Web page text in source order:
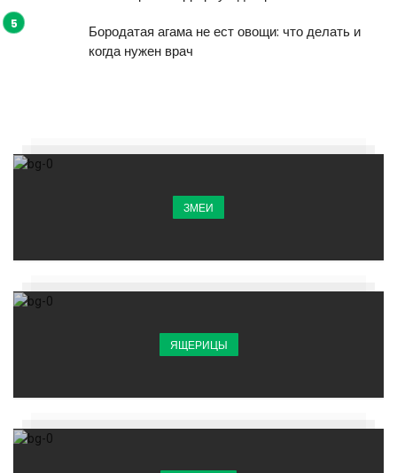
Бородатая агама не ест овощи: что делать и
когда нужен врач
ЗМЕИ
ЯЩЕРИЦЫ